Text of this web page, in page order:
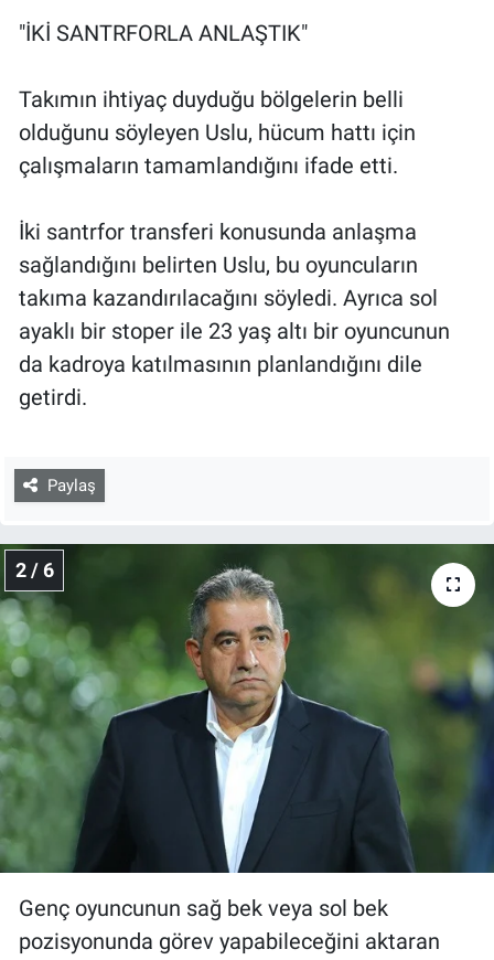
"İKİ SANTRFORLA ANLAŞTIK"
Takımın ihtiyaç duyduğu bölgelerin belli
olduğunu söyleyen Uslu, hücum hattı için
çalışmaların tamamlandığını ifade etti.
İki santrfor transferi konusunda anlaşma
sağlandığını belirten Uslu, bu oyuncuların
takıma kazandırılacağını söyledi. Ayrıca sol
ayaklı bir stoper ile 23 yaş altı bir oyuncunun
da kadroya katılmasının planlandığını dile
getirdi.
Paylaş
2 / 6
Genç oyuncunun sağ bek veya sol bek
pozisyonunda görev yapabileceğini aktaran